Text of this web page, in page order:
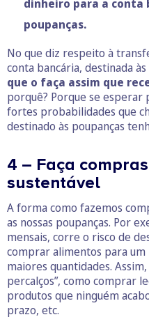
dinheiro para a conta
poupanças.
No que diz respeito à
conta bancária, destinada às
que o faça assim que
porquê? Porque se esperar
fortes probabilidades que
destinado às poupanças
4 – Faça
sustentável
A forma como fazemos
as nossas poupanças. Por
mensais, corre o risco de
comprar alimentos para
maiores quantidades.
percalços”, como comprar
produtos que ninguém
prazo, etc.